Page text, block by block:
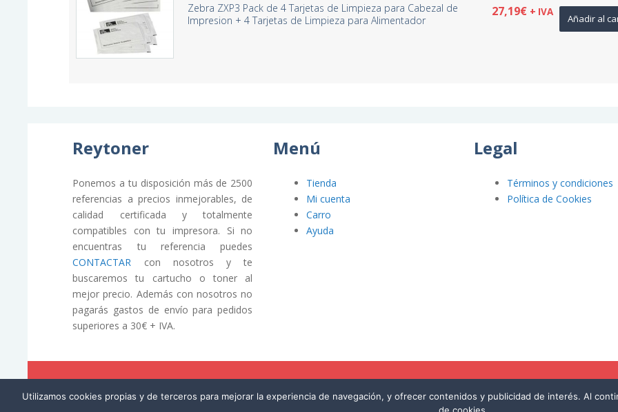
Zebra ZXP3 Pack de 4 Tarjetas de Limpieza para Cabezal de
Impresion + 4 Tarjetas de Limpieza para Alimentador
27,19€ + IVA
Añadir al
Reytoner
Ponemos a tu disposición más de 2500
referencias a precios inmejorables, de
calidad certificada y totalmente
compatibles con tu impresora. Si no
encuentras tu referencia puedes
CONTACTAR con nosotros y te
buscaremos tu cartucho o toner al
mejor precio. Además con nosotros no
pagarás gastos de envío para pedidos
superiores a 30€ + IVA.
Menú
Tienda
Mi cuenta
Carro
Ayuda
Legal
Términos y condiciones
Política de Cookies
© REYTONER 2015 –Términos y condiciones
Utilizamos cookies propias y de terceros para mejorar la experiencia de navegación, y ofrecer contenidos y publicidad de interés. Al